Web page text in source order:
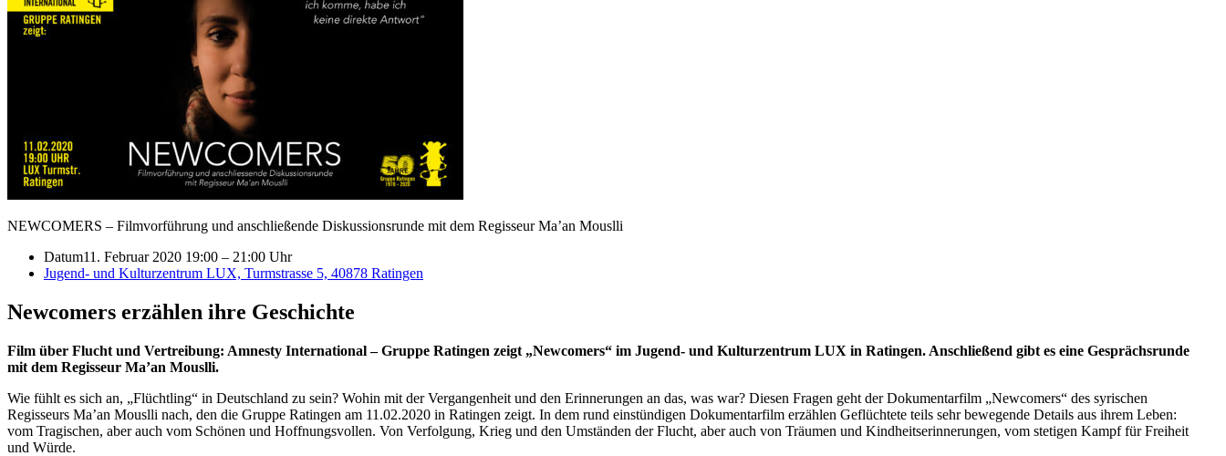
NEWCOMERS – Filmvorführung und anschließende Diskussionsrunde mit dem Regisseur Ma’an Mouslli
Datum11. Februar 2020 19:00 – 21:00 Uhr
Jugend- und Kulturzentrum LUX, Turmstrasse 5, 40878 Ratingen
Newcomers erzählen ihre Geschichte
Film über Flucht und Vertreibung: Amnesty International – Gruppe Ratingen zeigt „Newcomers“ im Jugend- und Kulturzentrum LUX in Ratingen. Anschließend gibt es eine Gesprächsrunde
mit dem Regisseur Ma’an Mouslli.
Wie fühlt es sich an, „Flüchtling“ in Deutschland zu sein? Wohin mit der Vergangenheit und den Erinnerungen an das, was war? Diesen Fragen geht der Dokumentarfilm „Newcomers“ des syrischen
Regisseurs Ma’an Mouslli nach, den die Gruppe Ratingen am 11.02.2020 in Ratingen zeigt. In dem rund einstündigen Dokumentarfilm erzählen Geflüchtete teils sehr bewegende Details aus ihrem Leben:
vom Tragischen, aber auch vom Schönen und Hoffnungsvollen. Von Verfolgung, Krieg und den Umständen der Flucht, aber auch von Träumen und Kindheitserinnerungen, vom stetigen Kampf für Freiheit
und Würde.